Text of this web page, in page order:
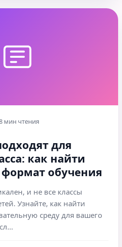
мин чтения
для
как найти
обучения
и не все классы
Узнайте, как найти
среду для вашего